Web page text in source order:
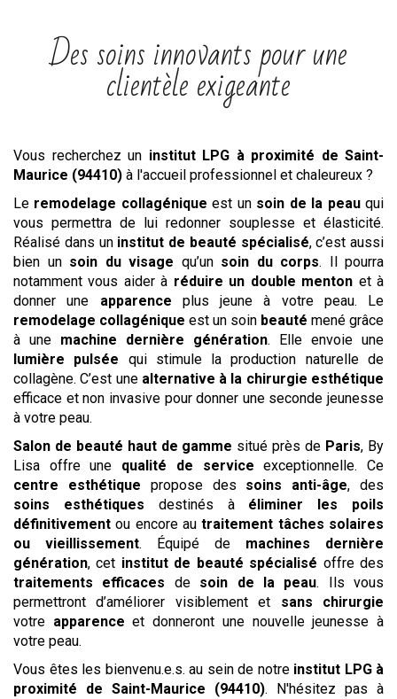
Des soins innovants pour une
clientèle exigeante
Vous recherchez un institut LPG à proximité de Saint-
Maurice (94410) à l'accueil professionnel et chaleureux ?
Le remodelage collagénique est un soin de la peauqui
vous permettra de lui redonner souplesse et élasticité.
Réalisé dans un institut de beauté spécialisé, c’est aussi
bien un soin du visage qu’un soin du corps. Il pourra
notamment vous aider à réduire un double menton et à
donner une apparence plus jeune à votre peau. Le
remodelage collagénique est un soin beauté mené grâce
à une machine dernière génération. Elle envoie une
lumière pulsée qui stimule la production naturelle de
collagène. C’est une alternative à la chirurgie esthétique
efficace et non invasive pour donner une seconde jeunesse
à votre peau.
Salon de beauté haut de gamme situé près de Paris, By
Lisa offre une qualité de service exceptionnelle. Ce
centre esthétique propose des soins anti-âge, des
soins esthétiques destinés à éliminer les poils
définitivement ou encore autraitement tâches solaires
ou vieillissement. Équipé de machines dernière
génération, cet institut de beauté spécialisé offre des
traitements efficaces de soin de la peau. Ils vous
permettront d’améliorer visiblement et sans chirurgie
votre apparence et donneront une nouvelle jeunesse à
votre peau.
Vous êtes les bienvenu.e.s. au sein de notre institut LPG à
proximité de Saint-Maurice (94410). N'hésitez pas à